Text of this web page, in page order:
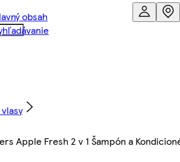
obsah
Apple Fresh 2 v 1 Šampón a